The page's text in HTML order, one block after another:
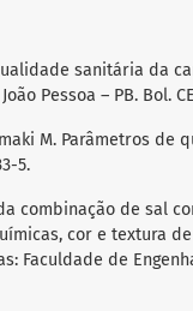
sanitária da
Pessoa – PB. Bol.
M. Parâmetros
5.
combinação de sal
cor e textura
Faculdade de